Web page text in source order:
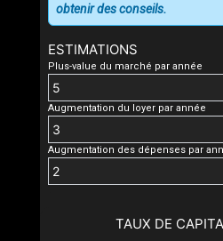
ESTIMATIONS
Plus-value du marché par année
Augmentation du loyer par année
Augmentation des dépenses par
obtenir des conseils.
TAUX DE